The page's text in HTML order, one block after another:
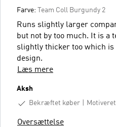
Farve: Team Coll Burgundy 2
Runs slightly larger
but not by too much. It is a
slightly thicker too which is
design.
Læs mere
Aksh
Bekræftet køber
Oversættelse